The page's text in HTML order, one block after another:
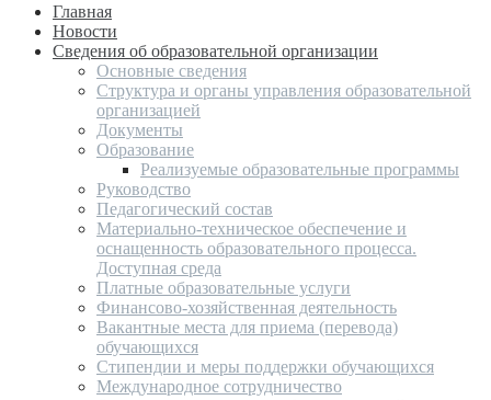
Главная
Новости
Сведения об образовательной организации
Основные сведения
Структура и органы управления образовательной
организацией
Документы
Образование
Реализуемые образовательные программы
Руководство
Педагогический состав
Материально-техническое обеспечение и
оснащенность образовательного процесса.
Доступная среда
Платные образовательные услуги
Финансово-хозяйственная деятельность
Вакантные места для приема (перевода)
обучающихся
Стипендии и меры поддержки обучающихся
Международное сотрудничество